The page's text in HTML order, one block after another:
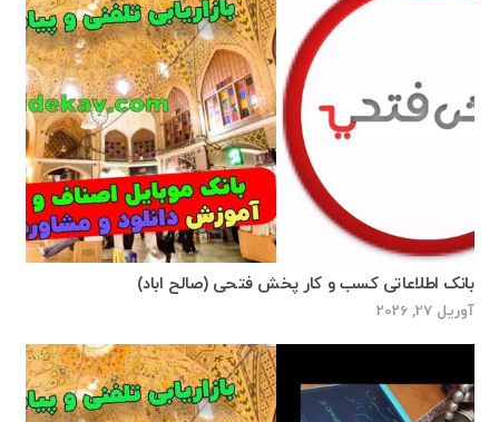
بانک اطلاعاتی کسب و کار پخش فتحی (صالح اباد)
آوریل 27, 2026